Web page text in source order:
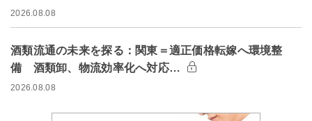
2026.08.08
酒類流通の未来を探る：関東＝適正価格転嫁へ環境整
備 酒類卸、物流効率化へ対応…
2026.08.08